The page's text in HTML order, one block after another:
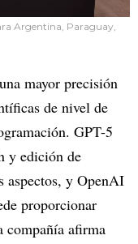
Argentina, Paraguay,
mayor precisión
de nivel de
GPT-5
y edición de
aspectos, y OpenAI
proporcionar
compañía afirma